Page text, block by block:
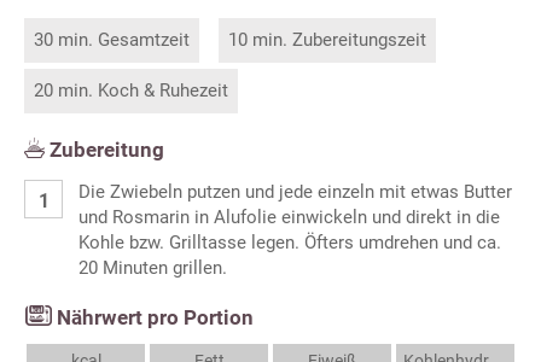
30 min. Gesamtzeit 10 min. Zubereitungszeit
20 min. Koch & Ruhezeit
Zubereitung
Die Zwiebeln putzen und jede einzeln mit etwas Butter
und Rosmarin in Alufolie einwickeln und direkt in die
Kohle bzw. Grilltasse legen. Öfters umdrehen und ca.
20 Minuten grillen.
Nährwert pro Portion